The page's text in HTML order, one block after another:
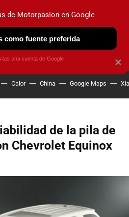
OBSERVATORIO
Calor China Google Maps
de la pila de
Chevrolet Equinox
×
de Motorpasion en Google
como fuente preferida
una cuenta de Google